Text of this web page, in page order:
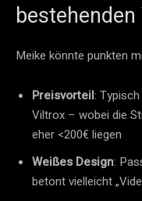
Meike könnte punkten
Preisvorteil:
Viltrox – wobei die
eher <200€ liegen
Weißes Design:
betont vielleicht